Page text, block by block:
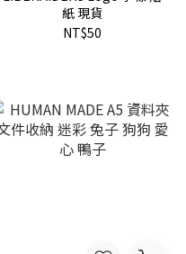
紙 現貨
NT$50